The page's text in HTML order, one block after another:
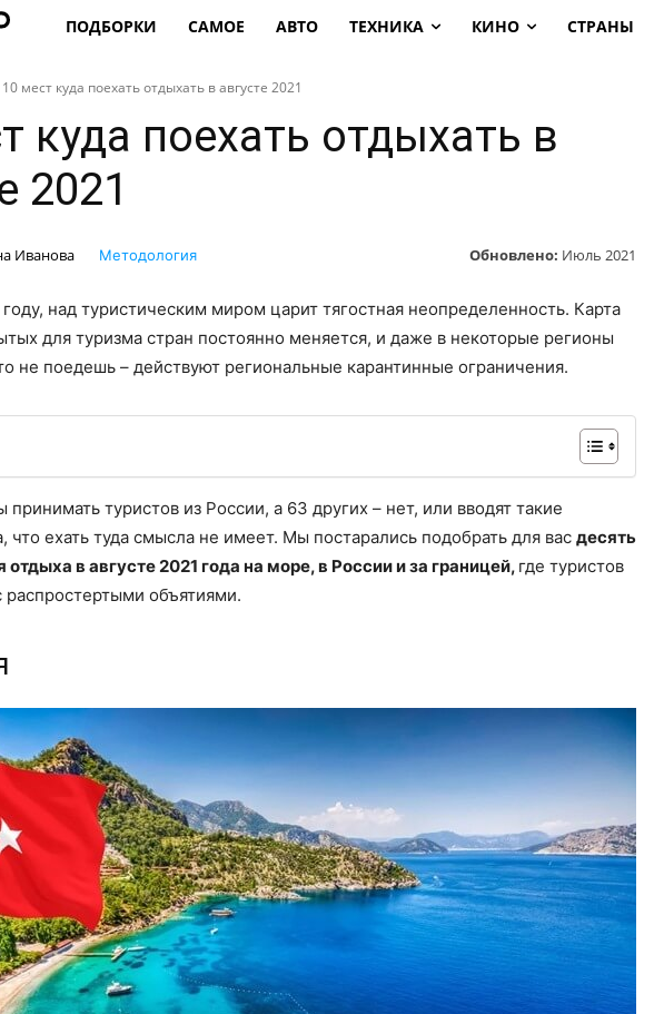
ПОДБОРКИ САМОЕ АВТО ТЕХНИКА КИНО СТРАНЫ
10 мест куда поехать отдыхать в августе 2021
куда поехать отдыхать в
2021
Иванова Обновлено: Июль 2021
Методология
над туристическим миром царит тягостная неопределенность. Карта
для туризма стран постоянно меняется, и даже в некоторые регионы
не поедешь – действуют региональные карантинные ограничения.
принимать туристов из России, а 63 других – нет, или вводят такие
что ехать туда смысла не имеет. Мы постарались подобрать для вас десять
отдыха в августе 2021 года на море, в России и за границей, где туристов
распростертыми объятиями.